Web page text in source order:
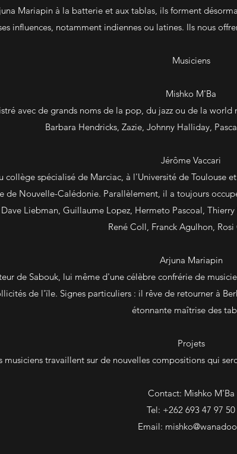
Mariapin à la batterie et aux tablas, ils forment
influences, notamment indiennes ou latines. Ils nous
Musiciens
Mishko M'Ba
avec de grands noms de la pop, du jazz ou de la world
Barbara Hendricks, Zazie, Johnny Halliday,
Jérôme Vaccari
collège spécialisé de Marciac, à l'Université de Toulouse
de Nouvelle-Calédonie. Parallèlement, il a toujours
Liebman, Guillaume Lopez, Hermeto Pascoal,
René Coll, Franck Agulhon,
Arjuna Mariapin
de Sabouk, lui même d'une célèbre confrérie de
de l'ïle. Signes particuliers : il rêve de retourner à
étonnante maîtrise des
Projets
musiciens travaillent sur de nouvelles compositions qui
Contact: Mishko M'Ba
Tel: +262 693 47 97 50
Email: